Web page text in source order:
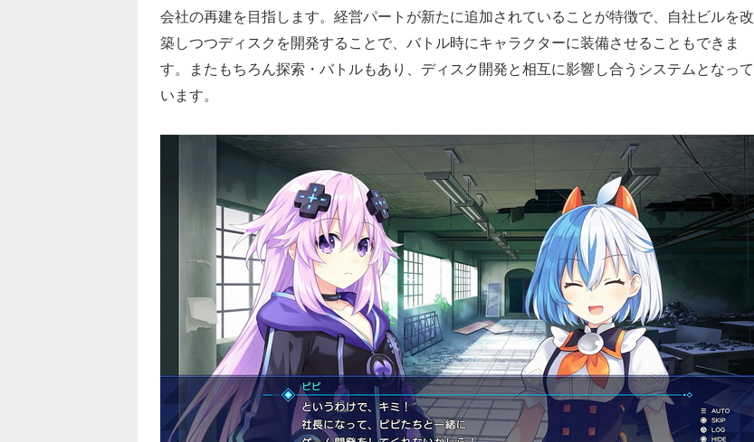
会社の再建を目指します。経営パートが新たに追加されていることが特徴で、自社ビルを改
築しつつディスクを開発することで、バトル時にキャラクターに装備させることもできま
す。またもちろん探索・バトルもあり、ディスク開発と相互に影響し合うシステムとなって
います。